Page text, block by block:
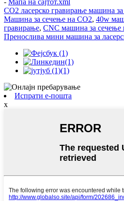
- Мапа на сајтот.xml
CO2 ласерско гравирање машина
Машина за сечење на CO2, 40w
гравирање, CNC машина за сечење
Пренослива мини машина за
Испрати е-пошта
x